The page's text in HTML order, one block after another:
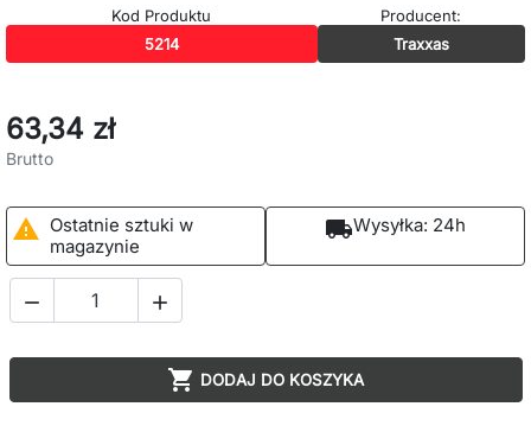
Kod Produktu
5214
Producent:
Traxxas
63,34 zł
Brutto

Ostatnie sztuki w
magazynie
local_shippingWysyłka: 24h
 
 DODAJ DO KOSZYKA